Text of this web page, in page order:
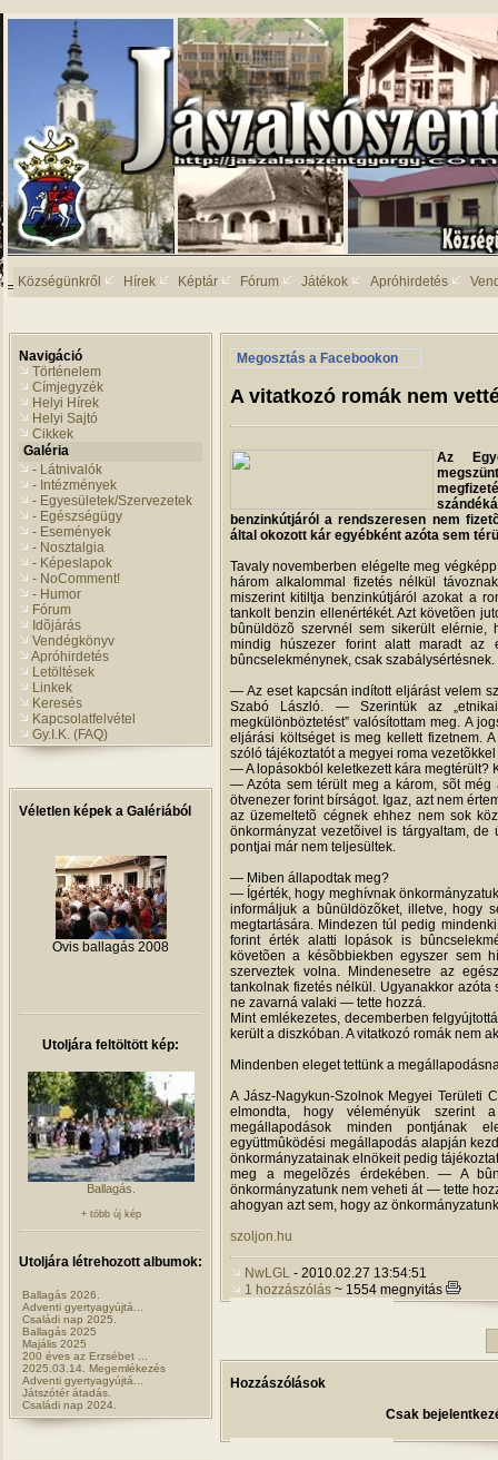
Községünkről Hírek Képtár Fórum Játékok Apróhirdetés
Navigáció
Történelem
Címjegyzék
Helyi Hírek
Helyi Sajtó
Cikkek
Galéria
- Látnivalók
- Intézmények
- Egyesületek/Szervezetek
- Egészségügy
- Események
- Nosztalgia
- Képeslapok
- NoComment!
- Humor
Fórum
Idõjárás
Vendégkönyv
Apróhirdetés
Letöltések
Linkek
Keresés
Kapcsolatfelvétel
Gy.I.K. (FAQ)
Véletlen képek a Galériából
Ovis ballagás 2008
Utoljára feltöltött kép:
Ballagás.
+ több új kép
Utoljára létrehozott albumok:
Ballagás 2026.
Adventi gyertyagyújtá...
Családi nap 2025.
Ballagás 2025
Majális 2025
200 éves az Erzsébet ...
2025.03.14. Megemlékezés
Adventi gyertyagyújtá...
Játszótér átadás.
Családi nap 2024.
Megosztás a Facebookon
A vitatkozó romák nem
Az
benzinkútjáról a rendszeresen nem
által okozott kár egyébként azóta sem
Tavaly novemberben elégelte meg
három alkalommal fizetés nélkül
miszerint kitiltja benzinkútjáról azokat a
tankolt benzin ellenértékét. Azt követõen
bûnüldözõ szervnél sem sikerült
mindig húszezer forint alatt maradt az
bûncselekménynek, csak szabálysértésnek.
— Az eset kapcsán indított eljárást velem
Szabó László. — Szerintük az
megkülönböztetést” valósítottam meg. A
eljárási költséget is meg kellett fizetnem.
szóló tájékoztatót a megyei roma
— A lopásokból keletkezett kára megtérült?
— Azóta sem térült meg a károm, sõt még
ötvenezer forint bírságot. Igaz, azt nem
az üzemeltetõ cégnek ehhez nem sok
önkormányzat vezetõivel is tárgyaltam,
pontjai már nem teljesültek.
— Miben állapodtak meg?
— Ígérték, hogy meghívnak
informáljuk a bûnüldözõket, illetve, hogy
megtartására. Mindezen túl pedig
forint érték alatti lopások is
követõen a késõbbiekben egyszer sem
szerveztek volna. Mindenesetre az
tankolnak fizetés nélkül. Ugyanakkor
ne zavarná valaki — tette hozzá.
Mint emlékezetes, decemberben
került a diszkóban. A vitatkozó romák nem
Mindenben eleget tettünk a
A Jász-Nagykun-Szolnok Megyei Területi
elmondta, hogy véleményük szerint
megállapodások minden pontjának
együttmûködési megállapodás alapján
önkormányzatainak elnökeit pedig
meg a megelõzés érdekében. — A
önkormányzatunk nem veheti át — tette
ahogyan azt sem, hogy az
szoljon.hu
NwLGL - 2010.02.27 13:54:51
1 hozzászólás ~ 1554 megnyitás
Hozzászólások
Csak